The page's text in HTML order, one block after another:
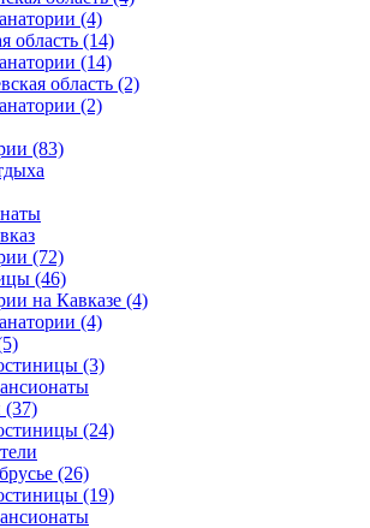
(4)
область (14)
(14)
область (2)
(2)
(83)
(72)
(46)
на Кавказе (4)
(4)
(3)
(37)
(24)
(26)
(19)